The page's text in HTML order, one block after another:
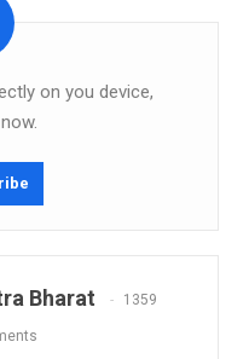
on you device,
Bharat 1359